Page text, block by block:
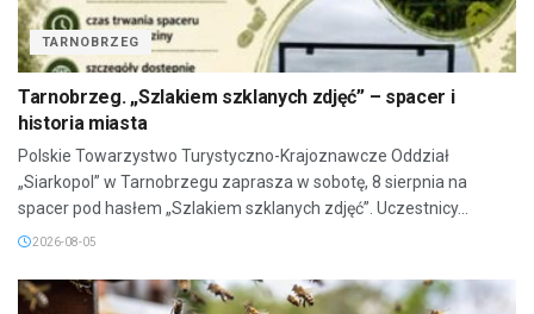
TARNOBRZEG
Tarnobrzeg. „Szlakiem szklanych zdjęć” – spacer i
historia miasta
Polskie Towarzystwo Turystyczno-Krajoznawcze Oddział
„Siarkopol” w Tarnobrzegu zaprasza w sobotę, 8 sierpnia na
spacer pod hasłem „Szlakiem szklanych zdjęć”. Uczestnicy...
2026-08-05